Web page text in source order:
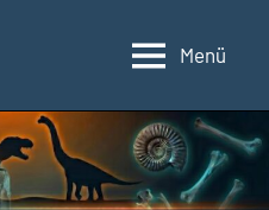
Menü